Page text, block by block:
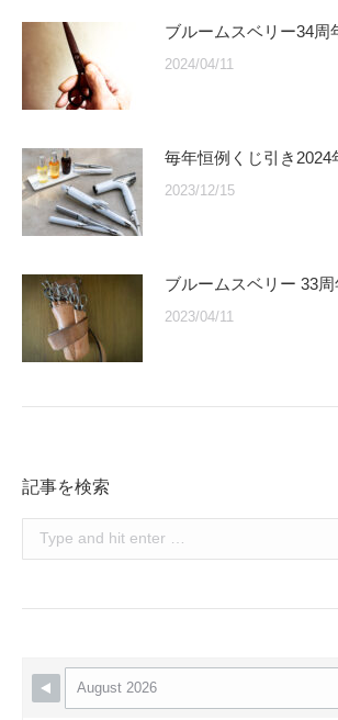
ブルームスベリー34周
2024/04/11
毎年恒例くじ引き2024
2023/12/15
ブルームスベリー 33周
2023/04/11
記事を検索
Search: